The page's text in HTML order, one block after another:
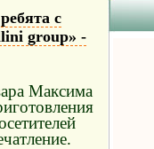
с
group» -
Максима